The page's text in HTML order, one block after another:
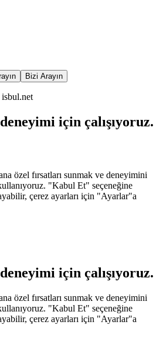
Bizi Arayın
isbul.net
için çalışıyoruz.
özel fırsatları sunmak ve deneyimini
"Kabul Et" seçeneğine
çerez ayarları için "Ayarlar"a
için çalışıyoruz.
özel fırsatları sunmak ve deneyimini
"Kabul Et" seçeneğine
çerez ayarları için "Ayarlar"a